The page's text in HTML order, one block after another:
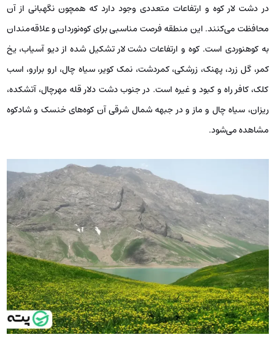
در دشت لار کو‌ه‌ و ارتفاعات متعددی وجود دارد که همچون نگهبانی از آن
محافظت می‌کنند. این منطقه فرصت مناسبی برای کو‌ه‌نوردان و علاقه‌مندان
به کوهنوردی است. کوه و ارتفاعات دشت لار تشکیل شده از دیو آسیاب، یخ
کمر، گل زرد، پهنک، زرشکی، کمردشت، نمک کویر، سیاه چال، ارو برارو، اسب
کلک، کافر راه و کبود و غیره است. در جنوب دشت دلار قله مهرچال، آتشکده،
ریزان، سیاه چال و ماز و در جبهه شمال شرقی آن کوه‌های خنسک و شادکوه
مشاهده می‌شود.